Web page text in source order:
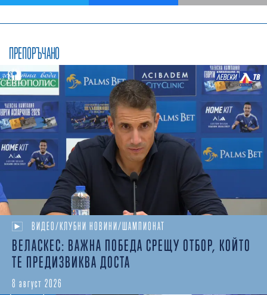
ПРЕПОРЪЧАНО
ВИДЕО/КЛУБНИ НОВИНИ/ШАМПИОНАТ
ВЕЛАСКЕС: ВАЖНА ПОБЕДА СРЕЩУ ОТБОР, КОЙТО
ТЕ ПРЕДИЗВИКВА ДОСТА
8 август 2026